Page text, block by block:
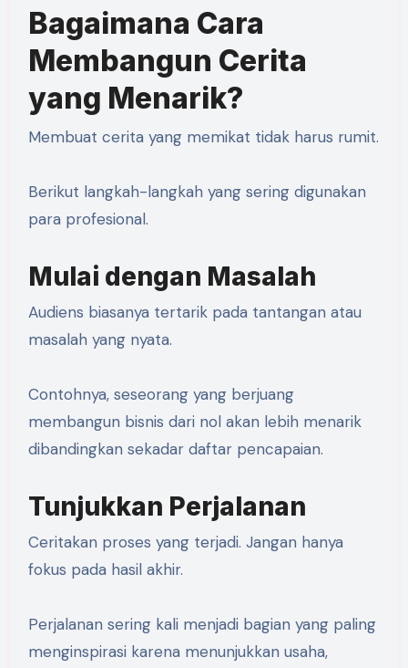
Bagaimana Cara
Membangun Cerita
yang Menarik?
Membuat cerita yang memikat tidak harus rumit.
Berikut langkah-langkah yang sering digunakan
para profesional.
Mulai dengan Masalah
Audiens biasanya tertarik pada tantangan atau
masalah yang nyata.
Contohnya, seseorang yang berjuang
membangun bisnis dari nol akan lebih menarik
dibandingkan sekadar daftar pencapaian.
Tunjukkan Perjalanan
Ceritakan proses yang terjadi. Jangan hanya
fokus pada hasil akhir.
Perjalanan sering kali menjadi bagian yang paling
menginspirasi karena menunjukkan usaha,